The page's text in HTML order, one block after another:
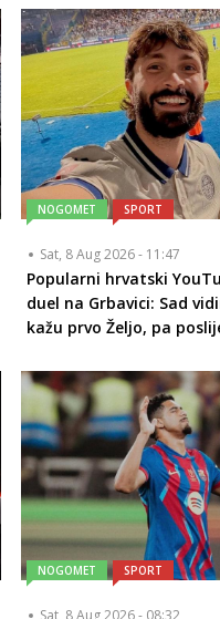
NOGOMET SPORT
Sat, 8 Aug 2026 - 11:47
Popularni hrvatski
duel na Grbavici: Sad
kažu prvo Željo, pa
NOGOMET SPORT